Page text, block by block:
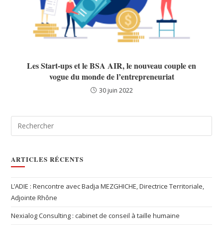
Les Start-ups et le BSA AIR, le nouveau couple en
vogue du monde de l’entrepreneuriat
30 juin 2022
ARTICLES RÉCENTS
L’ADIE : Rencontre avec Badja MEZGHICHE, Directrice Territoriale,
Adjointe Rhône
Nexialog Consulting : cabinet de conseil à taille humaine